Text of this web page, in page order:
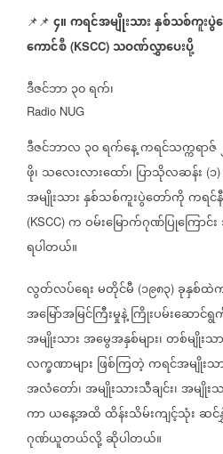
📌📌 ၄။ကရင်အမျိုးသားနှစ်သစ်ကူးပွဲ
ကောင်စီ (KSCC) သဝဏ်လွှာပေးပို့
ဒီဇင်ဘာ၃၀ရက်၊
Radio NUG
ဒီဇင်ဘာလ ၃၀ရက်နေ့ကရင်သက္ကရာဇ်
ဖို၊ သလေးလားထော်၊ ပြာသိုလဆန်း (၁)
အမျိုးသားနှစ်သစ်ကူးပွဲတော်ကိုကရင်
(KSCC) ကဝမ်းမြောက်ဂုဏ်ပြုကြောင်း
ရပါတယ်။
လွတ်လပ်ရေးမတိုင်မီ (၁၉၈၃) ခုနှစ်ထဲ
အမြော်အမြင်ကြီးမှုနဲ့ကြိုးပမ်းဆောင်
အမျိုးသားအမွေအနှစ်များ၊တစ်မျိုးသ
လက္ခဏာများ ဖြစ်ကြတဲ့ကရင်အမျိုးသ
အလံတော်၊အမျိုးသားသီချင်း၊အမျိုး
ကာယနေ့အထိထိန်းသိမ်းကျင့်သုံးဆ
ဂုဏ်ယူတယ်လို့ဆိုပါတယ်။